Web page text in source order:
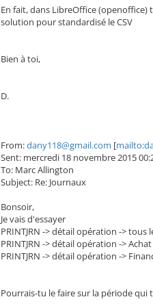
En fait, dans LibreOffice
solution pour standardisé le CSV
Bien à toi,
D.
From:dany118@gmail.com [
Sent: mercredi 18 novembre 2015
To: Marc Allington
Subject: Re: Journaux
Bonsoir,
Je vais d'essayer
PRINTJRN -> détail opération -> tous
PRINTJRN -> détail opération -> Achat
PRINTJRN -> détail opération ->
Pourrais-tu le faire sur la période qui